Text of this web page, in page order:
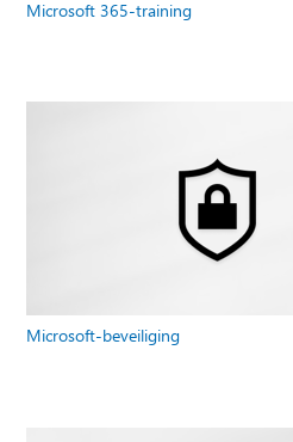
Microsoft 365-training
Microsoft-beveiliging